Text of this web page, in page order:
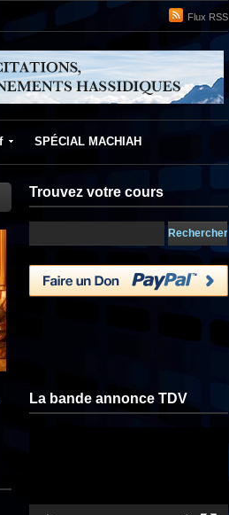
Flux RSS
SPÉCIAL MACHIAH
Trouvez votre cours
La bande annonce TDV